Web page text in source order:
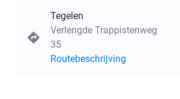
Tegelen
Verlengde Trappistenweg
35
Routebeschrijving